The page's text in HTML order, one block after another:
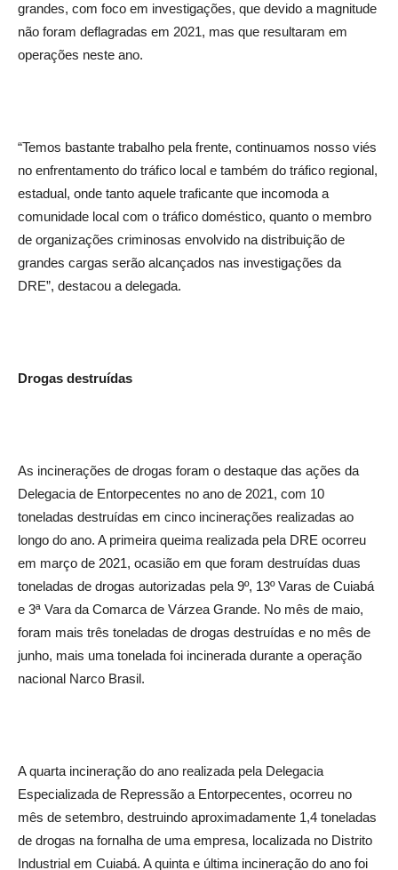
grandes, com foco em investigações, que devido a magnitude
não foram deflagradas em 2021, mas que resultaram em
operações neste ano.
“Temos bastante trabalho pela frente, continuamos nosso viés
no enfrentamento do tráfico local e também do tráfico regional,
estadual, onde tanto aquele traficante que incomoda a
comunidade local com o tráfico doméstico, quanto o membro
de organizações criminosas envolvido na distribuição de
grandes cargas serão alcançados nas investigações da
DRE”, destacou a delegada.
Drogas destruídas
As incinerações de drogas foram o destaque das ações da
Delegacia de Entorpecentes no ano de 2021, com 10
toneladas destruídas em cinco incinerações realizadas ao
longo do ano. A primeira queima realizada pela DRE ocorreu
em março de 2021, ocasião em que foram destruídas duas
toneladas de drogas autorizadas pela 9º, 13º Varas de Cuiabá
e 3ª Vara da Comarca de Várzea Grande. No mês de maio,
foram mais três toneladas de drogas destruídas e no mês de
junho, mais uma tonelada foi incinerada durante a operação
nacional Narco Brasil.
A quarta incineração do ano realizada pela Delegacia
Especializada de Repressão a Entorpecentes, ocorreu no
mês de setembro, destruindo aproximadamente 1,4 toneladas
de drogas na fornalha de uma empresa, localizada no Distrito
Industrial em Cuiabá. A quinta e última incineração do ano foi